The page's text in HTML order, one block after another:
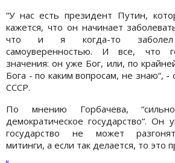
“У нас есть президент Путин,
кажется, что он начинает
что и я когда-то
самоуверенностью. И все, что
значения: он уже Бог, или, по
Бога - по каким вопросам, не знаю“, -
СССР.
По мнению Горбачева,
демократическое государство“. Он
государство не может
митинги, а если так делается, то это